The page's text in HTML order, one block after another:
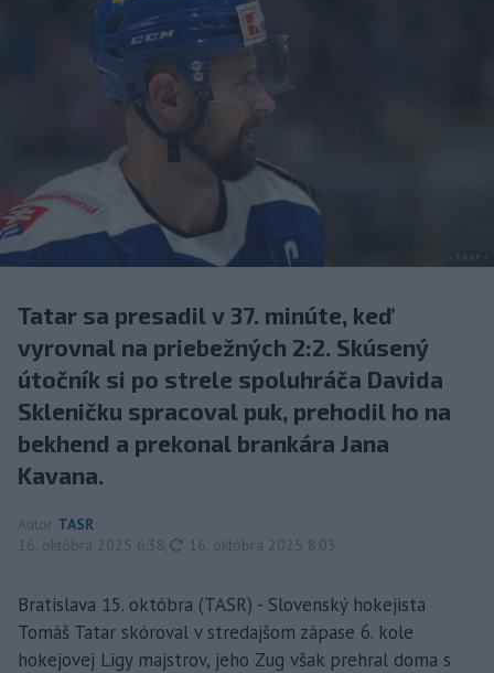
Tatar sa presadil v 37. minúte, keď
vyrovnal na priebežných 2:2. Skúsený
útočník si po strele spoluhráča Davida
Skleničku spracoval puk, prehodil ho na
bekhend a prekonal brankára Jana
Kavana.
Autor TASR
16. októbra 2025 6:38
aktualizované
16. októbra 2025 8:03
Bratislava 15. októbra (TASR) - Slovenský hokejista
Tomáš Tatar skóroval v stredajšom zápase 6. kole
hokejovej Ligy majstrov, jeho Zug však prehral doma s